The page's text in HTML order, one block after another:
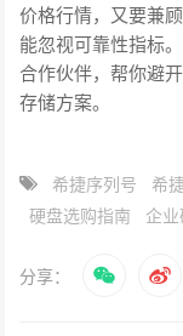
价格行情，又要兼
能忽视可靠性指标
合作伙伴，帮你避
存储方案。
希捷序列号 希
硬盘选购指南
企
分享：